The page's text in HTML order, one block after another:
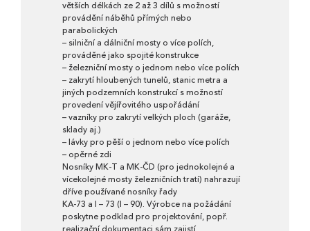
větších délkách ze 2 až 3 dílů s možností
provádění náběhů přímých nebo
parabolických
– silniční a dálniční mosty o více polích,
prováděné jako spojité konstrukce
– železniční mosty o jednom nebo více polích
– zakrytí hloubených tunelů, stanic metra a
jiných podzemních konstrukcí s možností
provedení vějířovitého uspořádání
– vazníky pro zakrytí velkých ploch (garáže,
sklady aj.)
– lávky pro pěší o jednom nebo více polích
– opěrné zdi
Nosníky MK-T a MK-ČD (pro jednokolejné a
vícekolejné mosty železničních tratí) nahrazují
dříve používané nosníky řady
KA-73 a I – 73 (I – 90). Výrobce na požádání
poskytne podklad pro projektování, popř.